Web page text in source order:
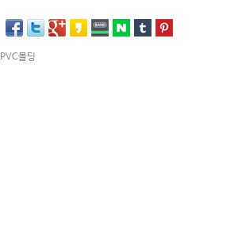
PVC몰딩